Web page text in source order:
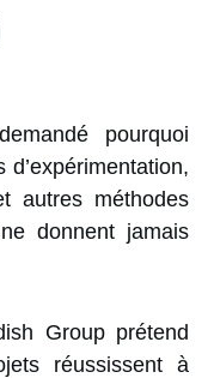
pourquoi
autres méthodes
donnent jamais
Group prétend
réussissent à